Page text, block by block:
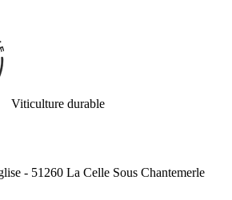
Viticulture durable
- 51260 La Celle Sous Chantemerle